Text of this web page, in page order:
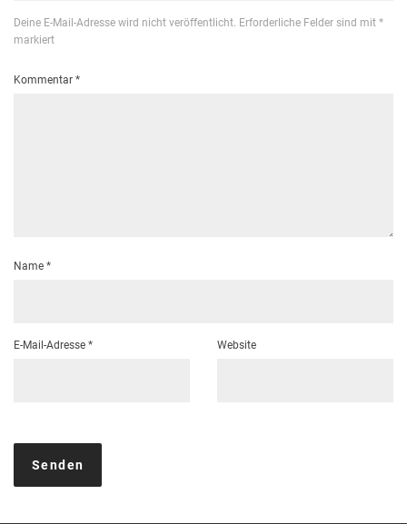
Deine E-Mail-Adresse wird nicht veröffentlicht. Erforderliche Felder sind mit *
markiert
Kommentar *
Name *
E-Mail-Adresse * Website